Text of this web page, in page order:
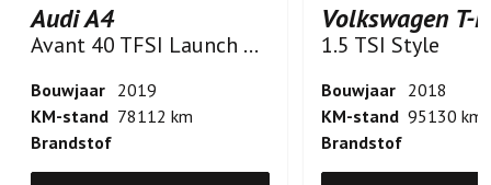
Audi A4
Avant 40 TFSI Launch edition S-Line
Bouwjaar 2019
KM-stand 78112 km
Brandstof
Volkswagen T-
1.5 TSI Style
Bouwjaar
2018
KM-stand 95130 km
Brandstof